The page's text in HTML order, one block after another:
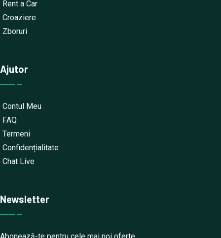
Rent a Car
Croaziere
Zboruri
Ajutor
Contul Meu
FAQ
Termeni
Confidențialitate
Chat Live
Newsletter